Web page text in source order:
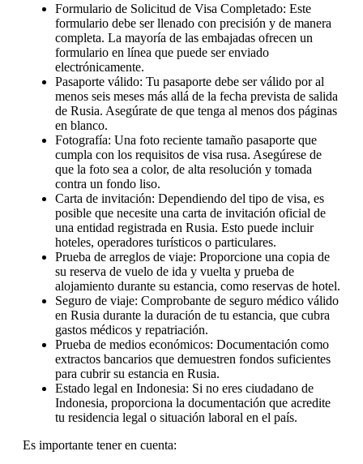
Formulario de Solicitud de Visa Completado: Este
formulario debe ser llenado con precisión y de manera
completa. La mayoría de las embajadas ofrecen un
formulario en línea que puede ser enviado
electrónicamente.
Pasaporte válido: Tu pasaporte debe ser válido por al
menos seis meses más allá de la fecha prevista de salida
de Rusia. Asegúrate de que tenga al menos dos páginas
en blanco.
Fotografía: Una foto reciente tamaño pasaporte que
cumpla con los requisitos de visa rusa. Asegúrese de
que la foto sea a color, de alta resolución y tomada
contra un fondo liso.
Carta de invitación: Dependiendo del tipo de visa, es
posible que necesite una carta de invitación oficial de
una entidad registrada en Rusia. Esto puede incluir
hoteles, operadores turísticos o particulares.
Prueba de arreglos de viaje: Proporcione una copia de
su reserva de vuelo de ida y vuelta y prueba de
alojamiento durante su estancia, como reservas de hotel.
Seguro de viaje: Comprobante de seguro médico válido
en Rusia durante la duración de tu estancia, que cubra
gastos médicos y repatriación.
Prueba de medios económicos: Documentación como
extractos bancarios que demuestren fondos suficientes
para cubrir su estancia en Rusia.
Estado legal en Indonesia: Si no eres ciudadano de
Indonesia, proporciona la documentación que acredite
tu residencia legal o situación laboral en el país.
Es importante tener en cuenta: